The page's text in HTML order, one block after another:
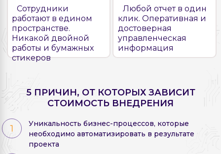
Сотрудники
работают в едином
пространстве.
Никакой двойной
работы и бумажных
стикеров
Любой отчет в один
клик. Оперативная и
достоверная
управленческая
информация
5 ПРИЧИН, ОТ КОТОРЫХ ЗАВИСИТ
СТОИМОСТЬ ВНЕДРЕНИЯ
Уникальность бизнес-процессов, которые
необходимо автоматизировать в результате
проекта